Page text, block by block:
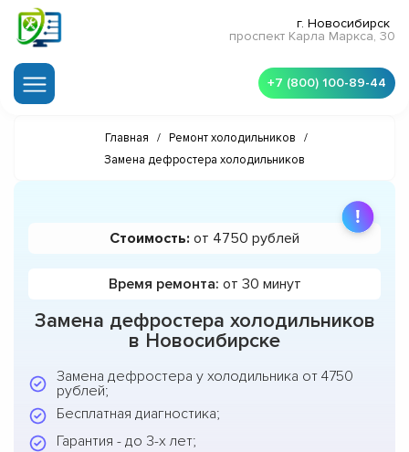
г. Новосибирск
проспект Карла Маркса, 30
+7 (800) 100-89-44
Главная / Ремонт холодильников
/
Замена дефростера холодильников
Замена дефростера холодильников
в Новосибирске
Замена дефростера у холодильника от 4750
рублей;
Бесплатная диагностика;
Гарантия - до 3-х лет;
Стоимость: от 4750 рублей
Время ремонта: от 30 минут